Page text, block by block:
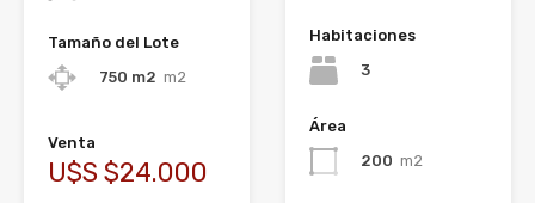
Tamaño del Lote
750 m2 m2
Venta
U$S $24.000
Habitaciones
3
Área
200 m2